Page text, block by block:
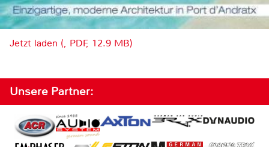
Jetzt laden (, PDF, 12.9 MB)
Unsere Partner: